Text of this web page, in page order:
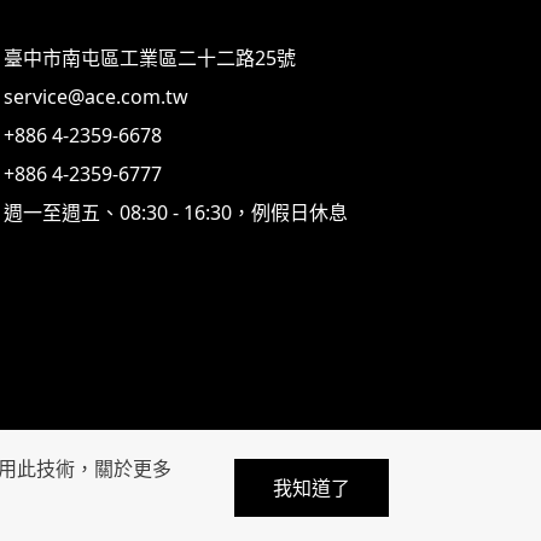
臺中市南屯區工業區二十二路25號
service@ace.com.tw
+886 4-2359-6678
+886 4-2359-6777
週一至週五、08:30 - 16:30，例假日休息
此技術，關於更多
我知道了
keyboard_arrow_up